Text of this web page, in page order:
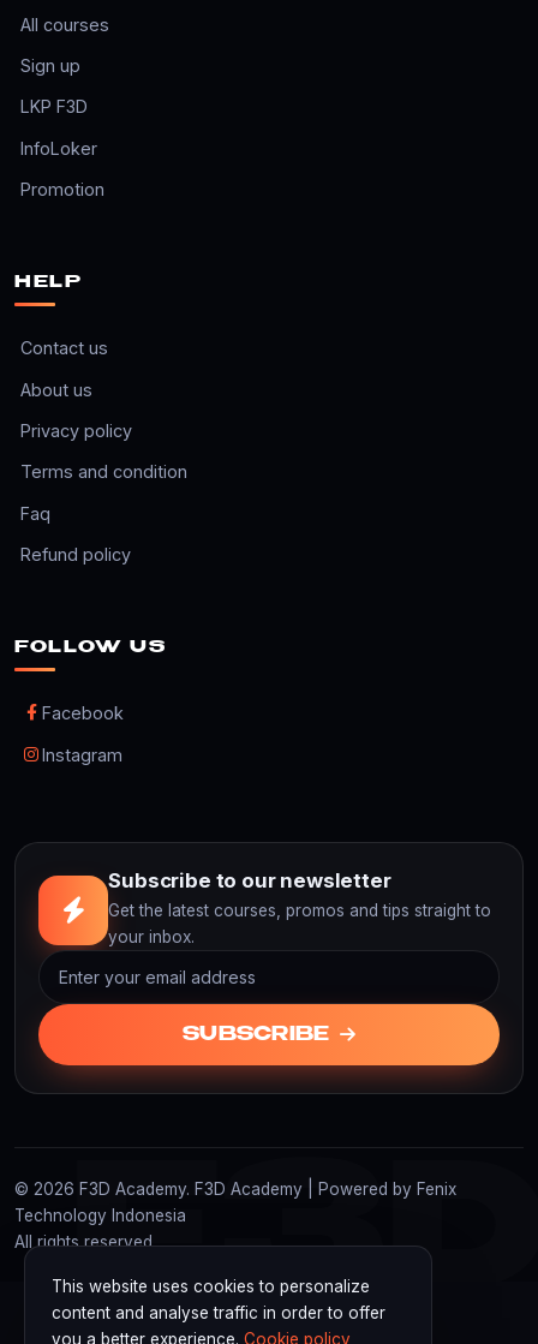
This website uses cookies to personalize
content and analyse traffic in order to offer
you a better experience. Cookie policy
All courses
Sign up
LKP F3D
InfoLoker
Promotion
HELP
Contact us
About us
Privacy policy
Terms and condition
Faq
Refund policy
FOLLOW US
Facebook
Instagram
Subscribe to our newsletter
Get the latest courses, promos and tips straight to
your inbox.
SUBSCRIBE
© 2026 F3D Academy. F3D Academy | Powered by Fenix
Technology Indonesia
All rights reserved.